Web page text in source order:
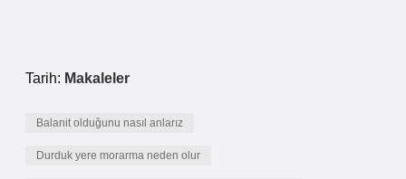
Tarih: Makaleler
Balanit olduğunu nasıl anlarız
Durduk yere morarma neden olur